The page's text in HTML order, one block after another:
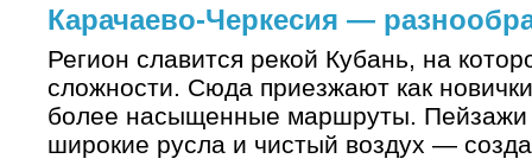
Карачаево-Черкесия —
Регион славится рекой Кубань, на
сложности. Сюда приезжают как
более насыщенные маршруты.
широкие русла и чистый воздух —